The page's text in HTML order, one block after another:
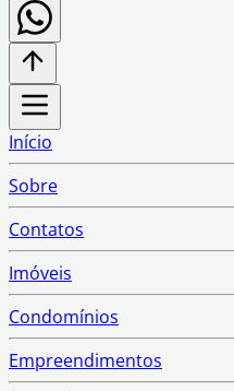
Início
Sobre
Contatos
Imóveis
Condomínios
Empreendimentos